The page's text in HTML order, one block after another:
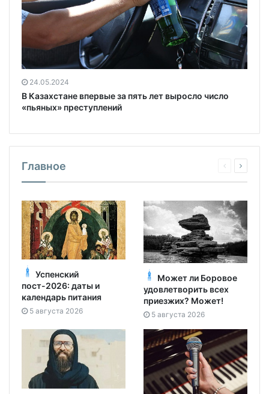
24.05.2024
В Казахстане впервые за пять лет выросло число
«пьяных» преступлений
Главное
Успенский
пост-2026: даты и
календарь питания
5 августа 2026
Может ли Боровое
удовлетворить всех
приезжих? Может!
5 августа 2026